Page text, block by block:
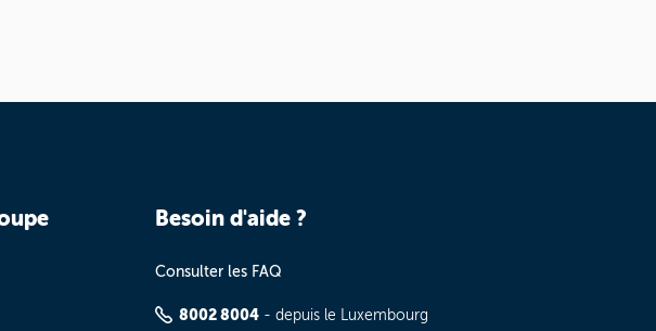
Besoin d'aide ?
Consulter les FAQ
8002 8004 - depuis le Luxembourg